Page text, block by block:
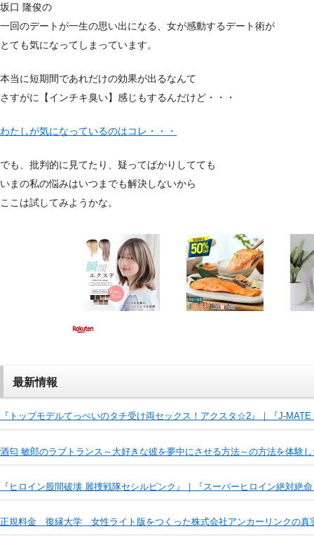
坂口 隆俊の
一回のデートが一生の思い出になる、女が感動するデート術が
とても気になってしまっています。
本当に短期間であれだけの効果が出るなんて
さすがに【インチキ臭い】感じもするんだけど・・・
わたしが気になっているのはコレ・・・
でも、批判的に見てたり、疑ってばかりしてても
いまの私の悩みはいつまでも解決しないから
ここは試してみようかな。
最新情報
『トップモデルてっぺいのタチ受け両セックス！アクスタ☆2』｜『J-
酒匂 敏郎のラブトランス～大好きな彼を夢中にさせる方法～の方法を体験
『ヒロイン股間破壊 麗捜戦隊セシルピンク』｜『スーパーヒロイン絶対絶
正規料金 復縁大学 女性ライト版をつくった株式会社アンカーリンクの真